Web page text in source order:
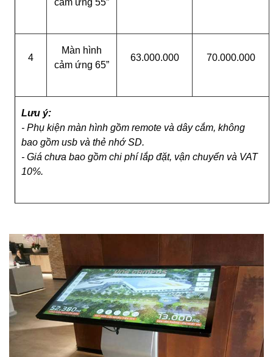
cảm ứng 55”
4
Màn hình
cảm ứng 65”
63.000.000 70.000.000
Lưu ý:
- Phụ kiện màn hình gồm remote và dây cắm, không
bao gồm usb và thẻ nhớ SD.
- Giá chưa bao gồm chi phí lắp đặt, vận chuyển và VAT
10%.